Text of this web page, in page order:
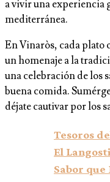
a vivir una experiencia
mediterránea.
En Vinaròs, cada plato
un homenaje a la
una celebración de los
buena comida.
déjate cautivar por los
Tesoros
El
Sabor